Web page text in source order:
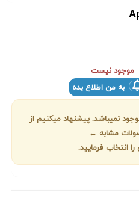
موجود نیست
به من اطلاع بده
نمیباشد. پیشنهاد میکنیم از
مشابه ←
انتخاب فرمایید.